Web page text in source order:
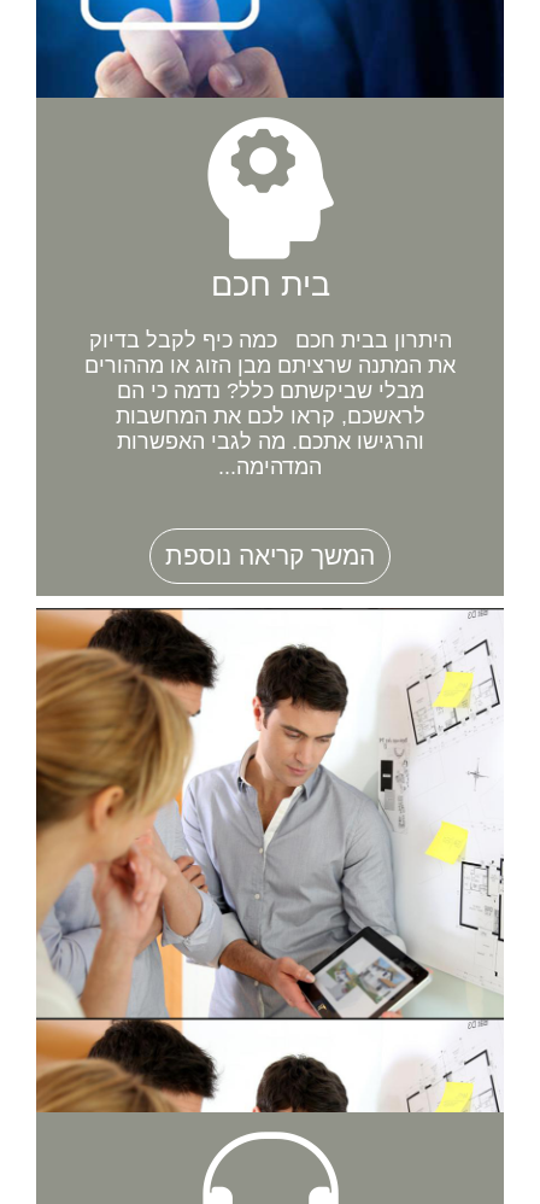
בית חכם
היתרון בבית חכם כמה כיף לקבל בדיוק
את המתנה שרציתם מבן הזוג או מההורים
מבלי שביקשתם כלל? נדמה כי הם
לראשכם, קראו לכם את המחשבות
והרגישו אתכם. מה לגבי האפשרות
המדהימה...
המשך קריאה נוספת